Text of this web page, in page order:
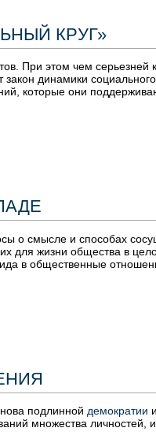
КРУГ»
При этом чем серьезней
динамики
которые они
о смысле и способах
для жизни общества в
в общественные
подлинной демократии
множества